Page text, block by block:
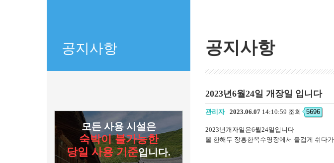
공지사항
모든 사용 시설은
숙박이 불가능한
당일 사용 기준입니다.
공지사항
2023년6월24일 개장일 입니다
관리자 2023.06.07 14:10:59 조회 5696
2023년개자일은6월24일입니다
올 한해두 장흥한옥수영장에서 즐겁게 쉬다